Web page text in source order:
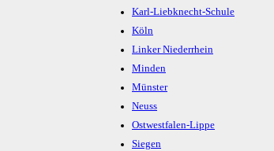
Karl-Liebknecht-Schule
Köln
Linker Niederrhein
Minden
Münster
Neuss
Ostwestfalen-Lippe
Siegen